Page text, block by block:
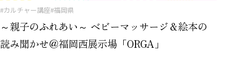
#カルチャー講座#福岡県
～親子のふれあい～ ベビーマッサージ＆絵本の
読み聞かせ＠福岡西展示場「ORGA」